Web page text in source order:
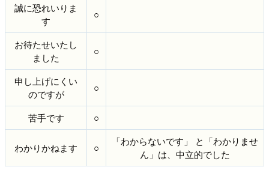
誠に恐れいりま
す
○
お待たせいたし
ました
○
申し上げにくい
のですが
○
苦手です ○
わかりかねます ○
「わからないです」 と「わかりませ
ん」は、中立的でした